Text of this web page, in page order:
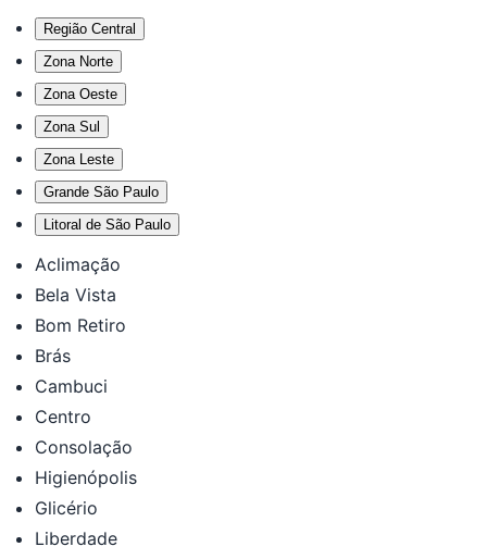
Região Central
Zona Norte
Zona Oeste
Zona Sul
Zona Leste
Grande São Paulo
Litoral de São Paulo
Aclimação
Bela Vista
Bom Retiro
Brás
Cambuci
Centro
Consolação
Higienópolis
Glicério
Liberdade